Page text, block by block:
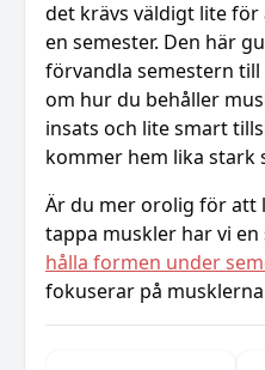
det krävs väldigt lite
en semester. Den här
förvandla semestern
om hur du behåller
insats och lite smart
kommer hem lika stark
Är du mer orolig för att
tappa muskler har vi
hålla formen under
fokuserar på